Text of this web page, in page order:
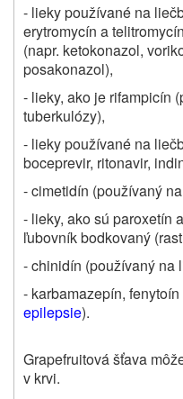
- lieky používané na
erytromycín a
(napr. ketokonazol,
posakonazol),
- lieky, ako je rifampicín
tuberkulózy),
- lieky používané na
boceprevir, ritonavir,
- cimetidín (používaný
- lieky, ako sú paroxetín
ľubovník bodkovaný
- chinidín (používaný na
- karbamazepín,
epilepsie).
Grapefruitová šťava
v krvi.